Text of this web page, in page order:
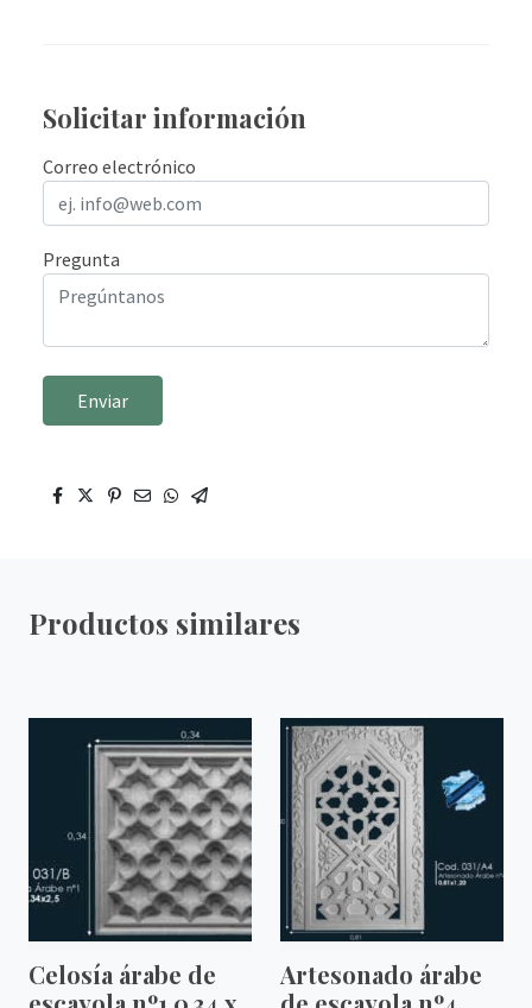
Solicitar información
Correo electrónico
Pregunta
Enviar
Productos similares
Celosía árabe de
Artesonado árabe